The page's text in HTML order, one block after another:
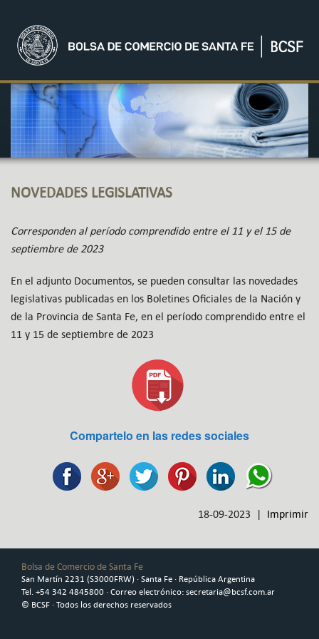
NOVEDADES LEGISLATIVAS
Corresponden al período comprendido entre el 11 y el 15 de
septiembre de 2023
En el adjunto Documentos, se pueden consultar las novedades
legislativas publicadas en los Boletines Oficiales de la Nación y
de la Provincia de Santa Fe, en el período comprendido entre el
11 y 15 de septiembre de 2023
Compartelo en las redes sociales
18-09-2023 | Imprimir
Bolsa de Comercio de Santa Fe
San Martín 2231 (S3000FRW) · Santa Fe · República Argentina
Tel. +54 342 4845800 · Correo electrónico: secretaria@bcsf.com.ar
© BCSF · Todos los derechos reservados